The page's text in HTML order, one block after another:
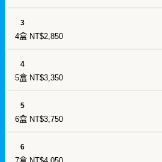
3
4盒 NT$2,850
4
5盒 NT$3,350
5
6盒 NT$3,750
6